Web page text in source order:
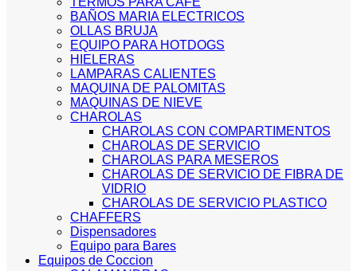
BAÑOS MARIA ELECTRICOS
OLLAS BRUJA
EQUIPO PARA HOTDOGS
HIELERAS
LAMPARAS CALIENTES
MAQUINA DE PALOMITAS
MAQUINAS DE NIEVE
CHAROLAS
CHAROLAS CON COMPARTIMENTOS
CHAROLAS DE SERVICIO
CHAROLAS PARA MESEROS
CHAROLAS DE SERVICIO DE FIBRA DE
VIDRIO
CHAROLAS DE SERVICIO PLASTICO
CHAFFERS
Dispensadores
Equipo para Bares
Equipos de Coccion